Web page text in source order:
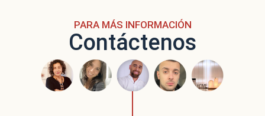
PARA MÁS INFORMACIÓN
Contáctenos